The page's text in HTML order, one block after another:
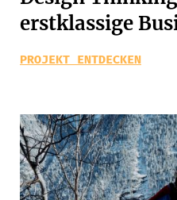
erstklassige
PROJEKT ENTDECKEN